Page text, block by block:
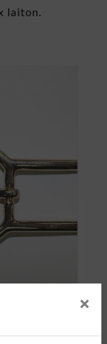
×
laiton.